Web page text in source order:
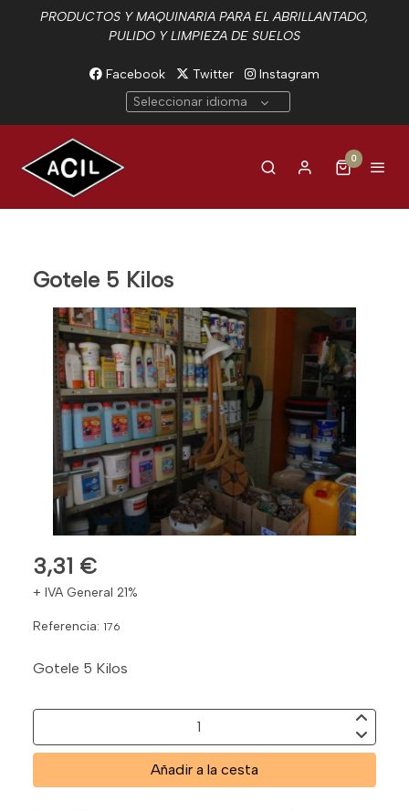
PRODUCTOS Y MAQUINARIA PARA EL ABRILLANTADO,
PULIDO Y LIMPIEZA DE SUELOS
Facebook Twitter
Instagram
Seleccionar idioma
0
Gotele 5 Kilos
3,31 €
+ IVA General 21%
Referencia: 176
Gotele 5 Kilos
Añadir a la cesta